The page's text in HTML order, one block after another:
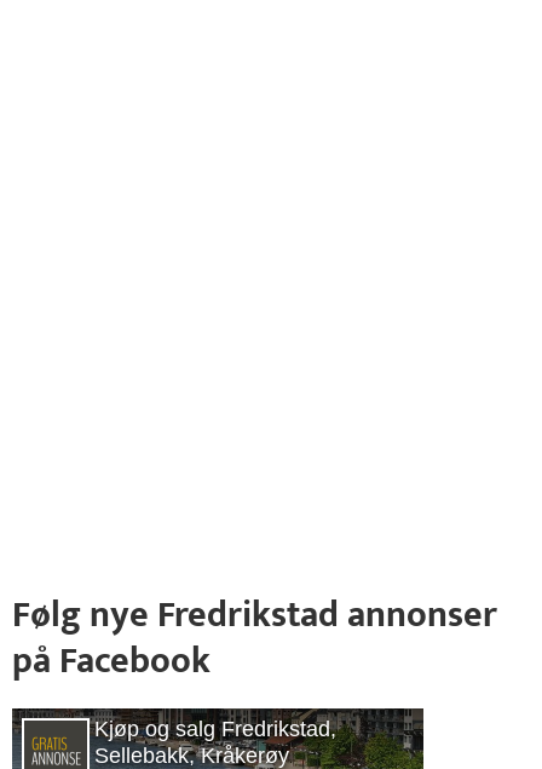
Følg nye Fredrikstad annonser
på Facebook
Kjøp og salg Fredrikstad,
Sellebakk, Kråkerøy